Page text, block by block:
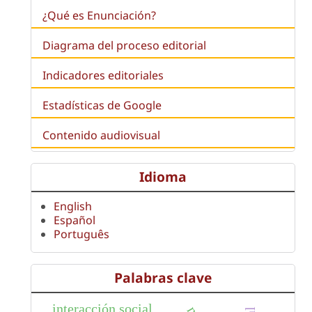
¿Qué es Enunciación?
Diagrama del proceso editorial
Indicadores editoriales
Estadísticas de Google
Contenido audiovisual
Idioma
English
Español
Português
Palabras clave
interacción social